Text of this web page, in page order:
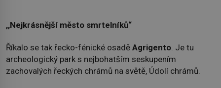
,,Nejkrásnější město smrtelníků“
Říkalo se tak řecko-fénické osadě Agrigento. Je tu
archeologický park s nejbohatším seskupením
zachovalých řeckých chrámů na světě, Údolí chrámů.